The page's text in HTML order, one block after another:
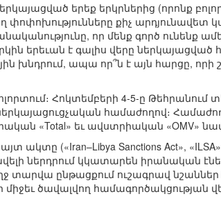
երեք երկրներից (որոնք
քիչ արդյունավետ
որ մենք գործ ունենք
երեւան է գալիս վերը ներկայացված
խնդրում, ապա որ՞ն է այն հարցը, որի
Հոկտեմբերի 4-5-ը
համաժողով։
«Total» եւ ավստրիական «OMV»
ակտը («Iran–Libya Sanctions Act»,
ներդրում կկատարեն իրանական
տարվա ընթացքում ուշագրավ նշաններ
միջեւ ծավալվող համագործակցության